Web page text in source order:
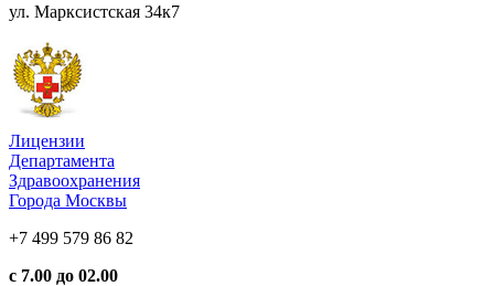
ул. Марксистская 34к7
Лицензии
Департамента
Здравоохранения
Города Москвы
+7 499 579 86 82
с 7.00 до 02.00